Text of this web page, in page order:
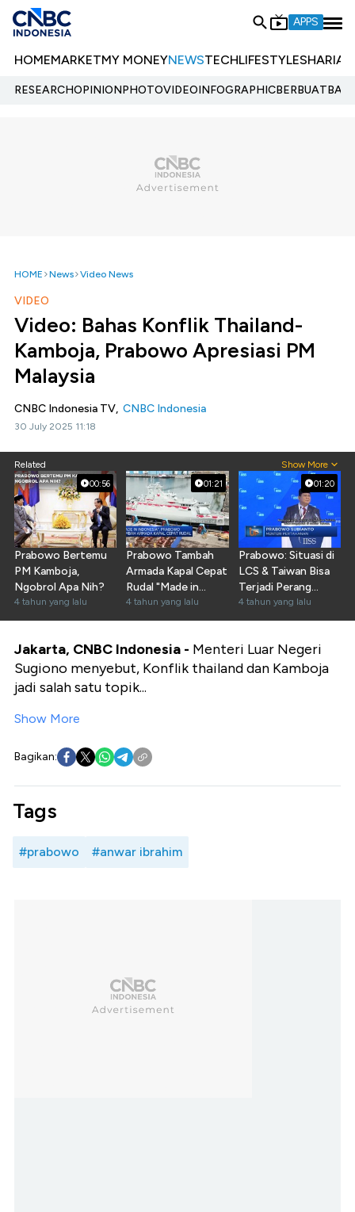
APPS
HOMEMARKETMY MONEYNEWSTECHLIFESTYLESHARIA
RESEARCHOPINIONPHOTOVIDEOINFOGRAPHIC
HOME News Video News
VIDEO
Video: Bahas Konflik Thailand-
Kamboja, Prabowo Apresiasi PM
Malaysia
CNBC Indonesia TV, CNBC Indonesia
30 July 2025 11:18
Related Show More
00:56
Prabowo Bertemu
PM Kamboja,
Ngobrol Apa Nih?
4 tahun yang lalu
01:21
Prabowo Tambah
Armada Kapal Cepat
Rudal "Made in
Indonesia"
4 tahun yang lalu
01:20
Prabowo: Situasi di
LCS & Taiwan Bisa
Terjadi Perang
Terbuka
4 tahun yang lalu
Jakarta, CNBC Indonesia - Menteri Luar Negeri
Sugiono menyebut, Konflik thailand dan Kamboja
jadi salah satu topik...
Show More
Bagikan:
Tags
#prabowo #anwar ibrahim